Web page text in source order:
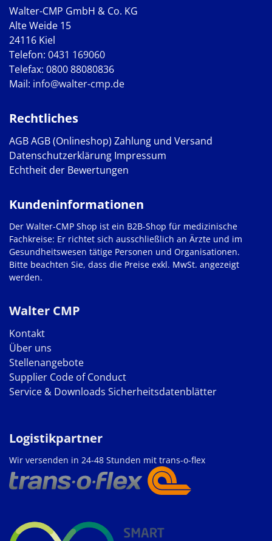
Walter-CMP GmbH & Co. KG
Alte Weide 15
24116 Kiel
Telefon: 0431 169060
Telefax: 0800 88080836
Mail: info@walter-cmp.de
Rechtliches
AGBAGB (Onlineshop) Zahlung und Versand
Datenschutzerklärung Impressum
Echtheit der Bewertungen
Walter CMP
Kontakt
Über uns
Stellenangebote
Supplier Code of Conduct
Service & Downloads Sicherheitsdatenblätter
Kundeninformationen
Der Walter-CMP Shop ist ein B2B-Shop für medizinische
Fachkreise: Er richtet sich ausschließlich an Ärzte und im
Gesundheitswesen tätige Personen und Organisationen.
Bitte beachten Sie, dass die Preise exkl. MwSt. angezeigt
werden.
Logistikpartner
Wir versenden in 24-48 Stunden mit trans-o-flex